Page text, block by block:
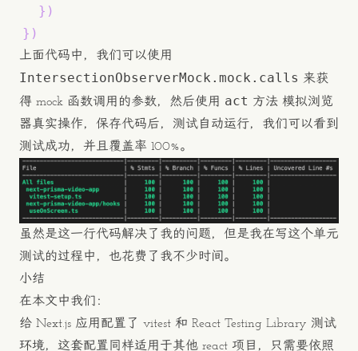
} )
} )
上面代码中，我们可以使用
IntersectionObserverMock.mock.calls 来获
得 mock 函数调用的参数，然后使用 act 方法 模拟浏览
器真实操作，保存代码后，测试自动运行，我们可以看到
测试成功，并且覆盖率 100%。
虽然是这一行代码解决了我的问题，但是我在写这个单元
测试的过程中，也花费了我不少时间。
小结
在本文中我们：
给 Next.js 应用配置了 vitest 和 React Testing Library 测试
环境，这套配置同样适用于其他 react 项目，只需要依照